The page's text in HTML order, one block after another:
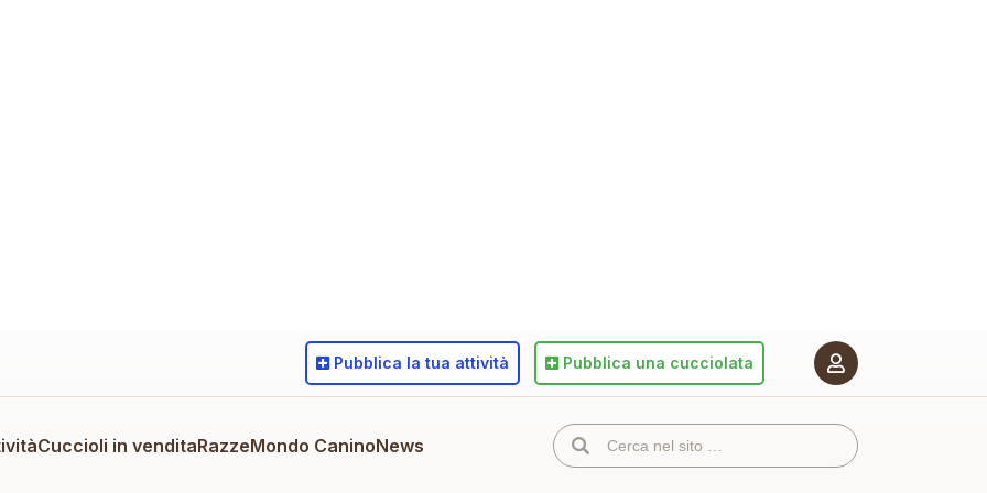
Cuccioli in venditaRazzeMondo CaninoNews
Pubblica la tua attività Pubblica una cucciolata